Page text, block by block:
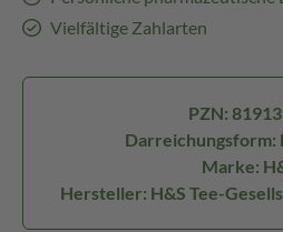
Vielfältige Zahlarten
PZN:
Darreichungsform:
Marke:
Hersteller: H&S Tee-